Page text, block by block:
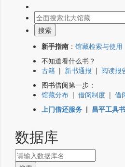
新手指南 ： 馆藏检索与使用
不知道看什么书？
古籍 | 新书通报 | 阅读报
图书借阅第一步：
馆藏分布 | 借阅制度 | 借
上门借还服务 | 昌平工具
数据库